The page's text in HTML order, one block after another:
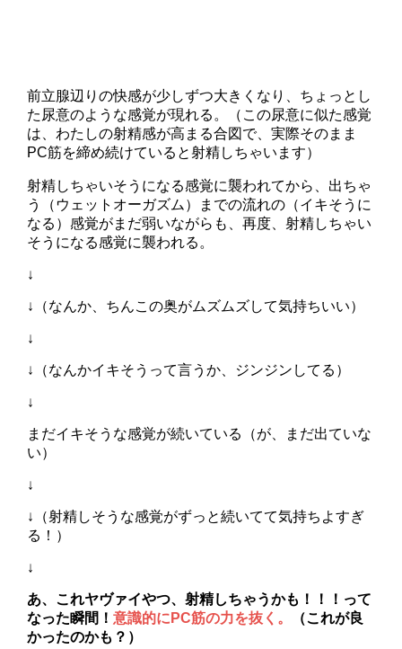
前立腺辺りの快感が少しずつ大きくなり、ちょっとし
た尿意のような感覚が現れる。（この尿意に似た感覚
は、わたしの射精感が高まる合図で、実際そのまま
PC筋を締め続けていると射精しちゃいます）
射精しちゃいそうになる感覚に襲われてから、出ちゃ
う（ウェットオーガズム）までの流れの（イキそうに
なる）感覚がまだ弱いながらも、再度、射精しちゃい
そうになる感覚に襲われる。
↓
↓（なんか、ちんこの奥がムズムズして気持ちいい）
↓
↓（なんかイキそうって言うか、ジンジンしてる）
↓
まだイキそうな感覚が続いている（が、まだ出ていな
い）
↓
↓（射精しそうな感覚がずっと続いてて気持ちよすぎ
る！）
↓
あ、これヤヴァイやつ、射精しちゃうかも！！！って
なった瞬間！意識的にPC筋の力を抜く。
（これが良
かったのかも？）